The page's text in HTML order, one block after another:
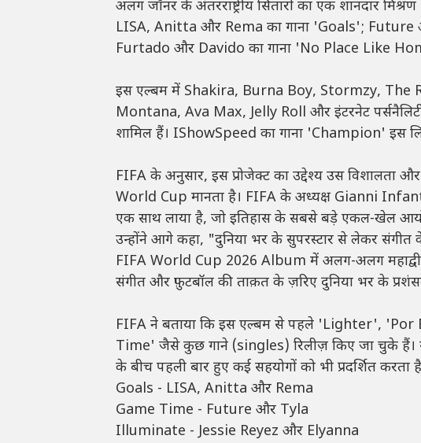
अलग जॉनर के अंतरराष्ट्रीय सितारों का एक शानदार
LISA, Anitta और Rema का गाना 'Goals';
Furtado और Davido का गाना 'No Place Like
इस एल्बम में Shakira, Burna Boy, Stormzy, The
Montana, Ava Max, Jelly Roll और इंटरनेट
शामिल हैं। IShowSpeed ​​का गाना 'Champion' इस
FIFA के अनुसार, इस प्रोजेक्ट का उद्देश्य उस विशालता
World Cup मानता है। FIFA के अध्यक्ष Gianni
एक साथ लाया है, जो इतिहास के सबसे बड़े एकल-खेल
उन्होंने आगे कहा, "दुनिया भर के सुपरस्टार से लेकर
FIFA World Cup 2026 Album में अलग-अलग
संगीत और फ़ुटबॉल की ताक़त के ज़रिए दुनिया भर के
FIFA ने बताया कि इस एल्बम से पहले 'Lighter',
Time' जैसे कुछ गाने (singles) रिलीज़ किए जा चुके हैं।
के बीच पहली बार हुए कई सहयोगों को भी प्रदर्शित करता
Goals - LISA, Anitta और Rema
Game Time - Future और Tyla
Illuminate - Jessie Reyez और Elyanna